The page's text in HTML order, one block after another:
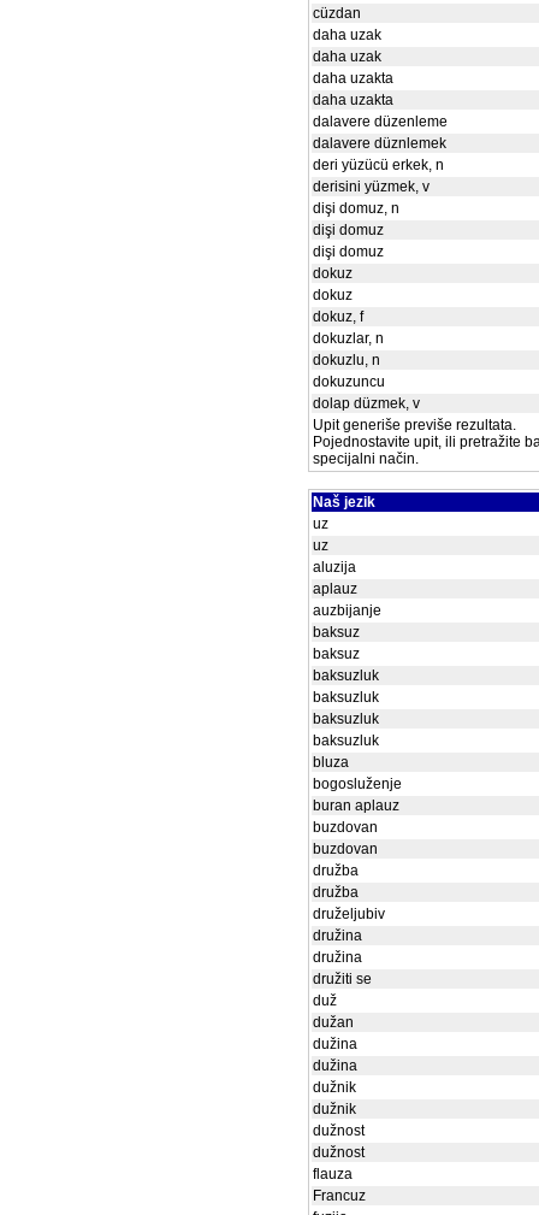
cüzdan
daha uzak
daha uzak
daha uzakta
daha uzakta
dalavere düzenleme
dalavere düznlemek
deri yüzücü erkek, n
derisini yüzmek, v
dişi domuz, n
dişi domuz
dişi domuz
dokuz
dokuz
dokuz, f
dokuzlar, n
dokuzlu, n
dokuzuncu
dolap düzmek, v
Upit generiše previše rezultata.
Pojednostavite upit, ili pretražite
specijalni način.
Naš jezik
uz
uz
aluzija
aplauz
auzbijanje
baksuz
baksuz
baksuzluk
baksuzluk
baksuzluk
baksuzluk
bluza
bogosluženje
buran aplauz
buzdovan
buzdovan
družba
družba
druželjubiv
družina
družina
družiti se
duž
dužan
dužina
dužina
dužnik
dužnik
dužnost
dužnost
flauza
Francuz